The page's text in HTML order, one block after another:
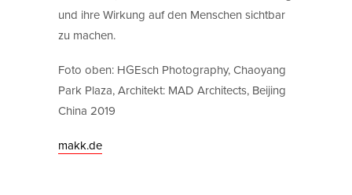
und ihre Wirkung auf den Menschen sichtbar
zu machen.
Foto oben: HGEsch Photography, Chaoyang
Park Plaza, Architekt: MAD Architects, Beijing
China 2019
makk.de